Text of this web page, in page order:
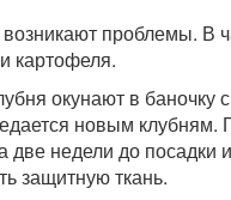
проблемы. В
картофеля.
окунают в баночку
новым клубням.
две недели до посадки
защитную ткань.